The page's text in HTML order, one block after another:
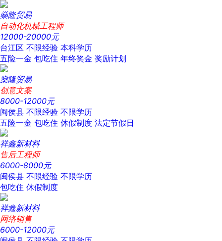
燊隆贸易
自动化机械工程师
12000-20000元
台江区 不限经验 本科学历
五险一金 包吃住 年终奖金 奖励计划
燊隆贸易
创意文案
8000-12000元
闽侯县 不限经验 不限学历
五险一金 包吃住 休假制度 法定节假日
祥鑫新材料
售后工程师
6000-8000元
闽侯县 不限经验 不限学历
包吃住 休假制度
祥鑫新材料
网络销售
6000-12000元